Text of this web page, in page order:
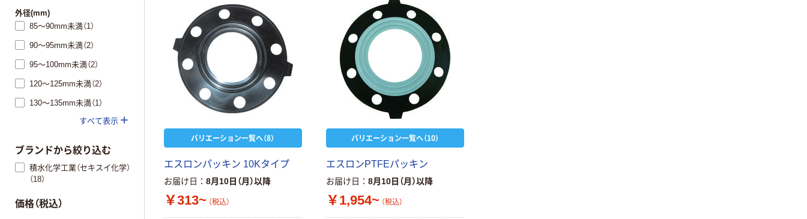
バリエーション一覧へ（8）
エスロンパッキン 10Kタイプ
お届け日 8月10日（月）以降
￥313~ （税込）
バリエーション一覧へ（10）
エスロンPTFEパッキン
お届け日 8月10日（月）以降
￥1,954~ （税込）
外径(mm)
85～90mm未満（1）
90～95mm未満（2）
95～100mm未満（2）
120～125mm未満（2）
130～135mm未満（1）
すべて表示
ブランドから絞り込む
積水化学工業（セキスイ化学）
（18）
価格（税込）